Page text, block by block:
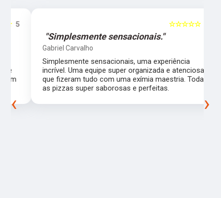
5
☆☆☆☆☆
"Simplesmente sensacionais."
Gabriel Carvalho
Simplesmente sensacionais, uma experiência
incrível. Uma equipe super organizada e atenciosa
que fizeram tudo com uma exímia maestria. Todas
as pizzas super saborosas e perfeitas.
‹ ›